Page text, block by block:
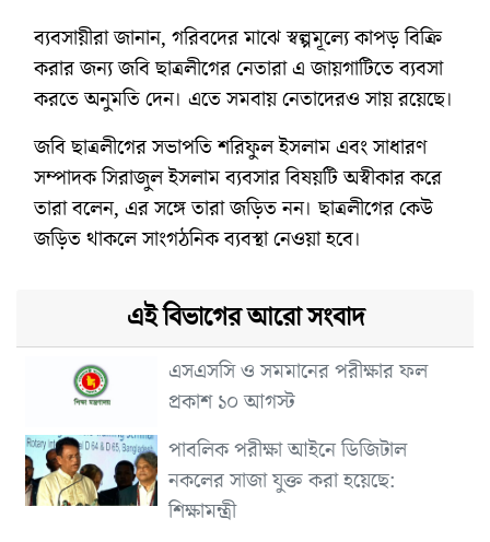
ব্যবসায়ীরা জানান, গরিবদের মাঝে স্বল্পমূল্যে কাপড় বিক্রি
করার জন্য জবি ছাত্রলীগের নেতারা এ জায়গাটিতে ব্যবসা
করতে অনুমতি দেন। এতে সমবায় নেতাদেরও সায় রয়েছে।
জবি ছাত্রলীগের সভাপতি শরিফুল ইসলাম এবং সাধারণ
সম্পাদক সিরাজুল ইসলাম ব্যবসার বিষয়টি অস্বীকার করে
তারা বলেন, এর সঙ্গে তারা জড়িত নন। ছাত্রলীগের কেউ
জড়িত থাকলে সাংগঠনিক ব্যবস্থা নেওয়া হবে।
এই বিভাগের আরো সংবাদ
এসএসসি ও সমমানের পরীক্ষার ফল
প্রকাশ ১০ আগস্ট
পাবলিক পরীক্ষা আইনে ডিজিটাল
নকলের সাজা যুক্ত করা হয়েছে:
শিক্ষামন্ত্রী